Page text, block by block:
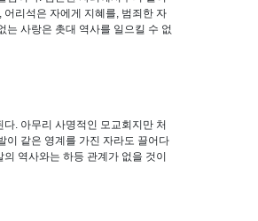
리석은 자에게 지혜를, 범죄한 자
는 사랑은 촛대 역사를 일으킬 수 없
. 아무리 사명적인 모교회지만 처
이 같은 영계를 가진 자라도 끌어다
역사와는 하등 관계가 없을 것이